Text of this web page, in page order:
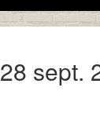
sept.